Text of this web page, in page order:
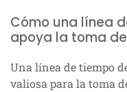
Cómo una línea
apoya la toma
Una línea de tiempo
valiosa para la toma